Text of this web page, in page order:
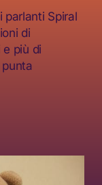
parlanti Spiral
di
più di